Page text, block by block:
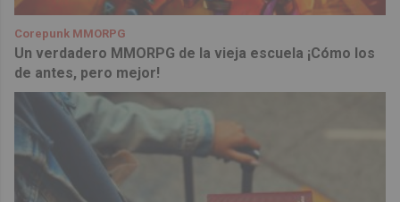
Corepunk MMORPG
Un verdadero MMORPG de la vieja escuela ¡Cómo los
de antes, pero mejor!